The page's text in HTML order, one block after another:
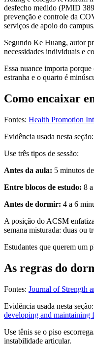
desfecho medido (PMID
prevenção e controle da
serviços de apoio do campus.
Segundo Ke Huang, autor
necessidades individuais e
Essa nuance importa
estranha e o quarto é
Como encaixar
Fontes: Health Promotion
Evidência usada nesta seção:
Use três tipos de sessão:
Antes da aula: 5 minutos
Entre blocos de estudo: 8
Antes de dormir: 4 a 6
A posição do ACSM
semana misturada: duas ou
Estudantes que querem um
As regras do
Fontes: Journal of Strength
Evidência usada nesta seção:
developing and maintaining
Use tênis se o piso
instabilidade articular.